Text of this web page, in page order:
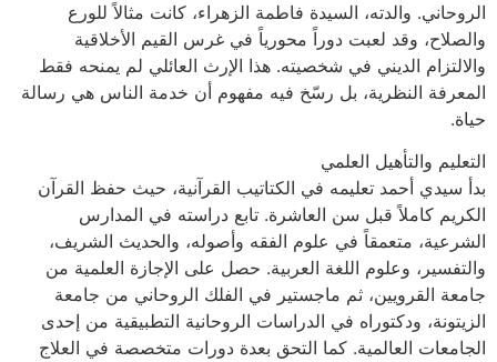
الروحاني. والدته، السيدة فاطمة الزهراء، كانت مثالاً للورع
والصلاح، وقد لعبت دوراً محورياً في غرس القيم الأخلاقية
والالتزام الديني في شخصيته. هذا الإرث العائلي لم يمنحه فقط
المعرفة النظرية، بل رسّخ فيه مفهوم أن خدمة الناس هي رسالة
حياة.
التعليم والتأهيل العلمي
بدأ سيدي أحمد تعليمه في الكتاتيب القرآنية، حيث حفظ القرآن
الكريم كاملاً قبل سن العاشرة. تابع دراسته في المدارس
الشرعية، متعمقاً في علوم الفقه وأصوله، والحديث الشريف،
والتفسير، وعلوم اللغة العربية. حصل على الإجازة العلمية من
جامعة القرويين، ثم ماجستير في الفلك الروحاني من جامعة
الزيتونة، ودكتوراه في الدراسات الروحانية التطبيقية من إحدى
الجامعات العالمية. كما التحق بعدة دورات متخصصة في العلاج